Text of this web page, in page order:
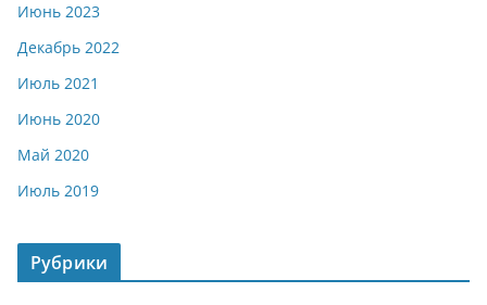
Июнь 2023
Декабрь 2022
Июль 2021
Июнь 2020
Май 2020
Июль 2019
Рубрики